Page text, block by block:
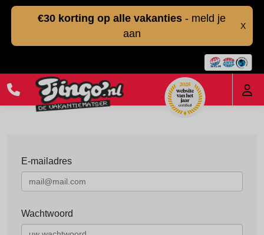
€30 korting op alle vakanties - meld je
aan
X
E-mailadres
Wachtwoord